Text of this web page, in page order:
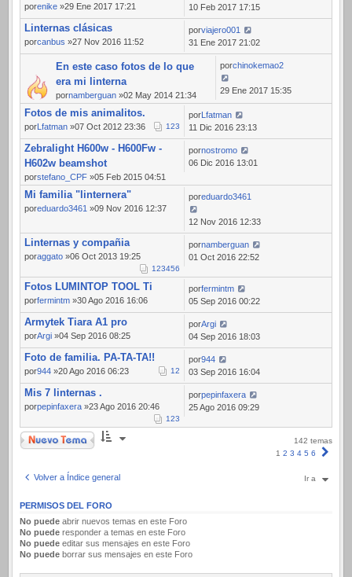
porenike »29 Ene 2017 17:21
10 Feb 2017 17:15
Linternas clásicas
porcanbus »27 Nov 2016 11:52
porviajero001
31 Ene 2017 21:02
En este caso fotos de lo que
era mi linterna
pornamberguan »02 May 2014 21:34
porchinokemao2
29 Ene 2017 15:35
Fotos de mis animalitos.
porLfatman »07 Oct 2012 23:36 123
porLfatman
11 Dic 2016 23:13
Zebralight H600w - H600Fw -
H602w beamshot
porstefano_CPF »05 Feb 2015 04:51
pornostromo
06 Dic 2016 13:01
Mi familia "linternera"
poreduardo3461 »09 Nov 2016 12:37
poreduardo3461
12 Nov 2016 12:33
Linternas y compañia
poraggato »06 Oct 2013 19:25
123456
pornamberguan
01 Oct 2016 22:52
Fotos LUMINTOP TOOL Ti
porfermintm »30 Ago 2016 16:06
porfermintm
05 Sep 2016 00:22
Armytek Tiara A1 pro
porArgi »04 Sep 2016 08:25
porArgi
04 Sep 2016 18:03
Foto de familia. PA-TA-TA!!
por944 »20 Ago 2016 06:23 12
por944
03 Sep 2016 16:04
Mis 7 linternas .
porpepinfaxera »23 Ago 2016 20:46
123
porpepinfaxera
25 Ago 2016 09:29
Nuevo Tema
142 temas
1 2 3 4 5 6
Volver a Índice general Ir a
PERMISOS DEL FORO
No puede abrir nuevos temas en este Foro
No puede responder a temas en este Foro
No puede editar sus mensajes en este Foro
No puede borrar sus mensajes en este Foro